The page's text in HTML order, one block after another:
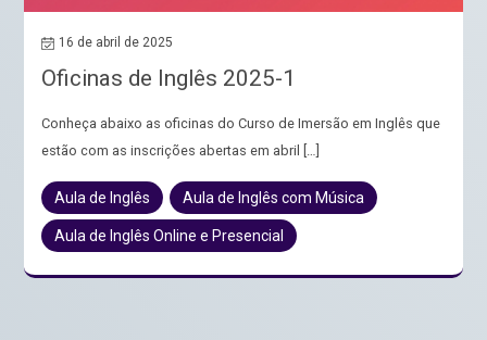
16 de abril de 2025
Oficinas de Inglês 2025-1
Conheça abaixo as oficinas do Curso de Imersão em Inglês que
estão com as inscrições abertas em abril […]
Aula de Inglês Aula de Inglês com Música
Aula de Inglês Online e Presencial